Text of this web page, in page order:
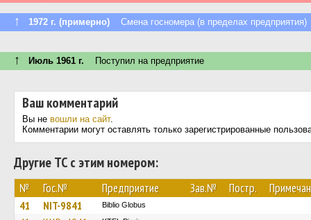
↑ 1972 г. (примерно) Смена госномера (в пределах предприятия)
↑ Июль 1961 г. Поступил на предприятие
Ваш комментарий
Вы не вошли на сайт.
Комментарии могут оставлять только зарегистрированные
Другие ТС с этим номером:
№ Гос.№ Предприятие Зав.№ Постр.
41 NIT-9841 Biblio Globus